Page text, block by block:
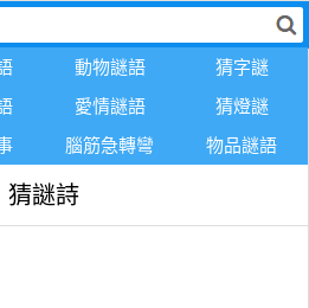
動物謎語
猜字謎
愛情謎語
猜燈謎
腦筋急轉彎 物品謎語
猜謎詩